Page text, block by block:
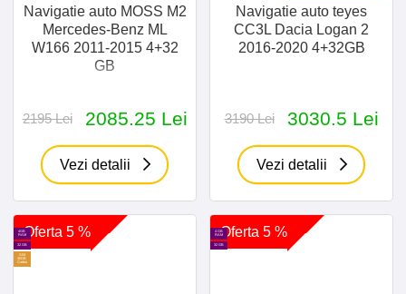
Navigatie auto MOSS M2
Mercedes-Benz ML
W166 2011-2015 4+32
GB
2195 Lei 2085.25 Lei
Vezi detalii
Navigatie auto teyes
CC3L Dacia Logan 2
2016-2020 4+32GB
3190 Lei 3030.5 Lei
Vezi detalii
Oferta 5 %
4GB
RAM
32 GB
SIM
30GB
Cadou
Oferta 5 %
4 GB
RAM
32 GB